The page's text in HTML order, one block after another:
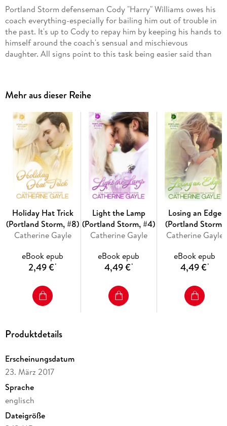
Portland Storm defenseman Cody "Harry" Williams owes his
coach everything-especially for bailing him out of trouble in
the past. It's up to Cody to repay him by keeping his hands to
himself around the coach's sensual and mischievous
daughter. All signs point to this task being easier said than
what she wants-and she wants Cody Williams. Cody's sexy,
want him more, and Cody's resistance is fading… fast.
One call is all it would take to land Cody on the trading
block, ending their flirtation before it gains any traction.
Cody is squarely in the Defensive Zone, but the only way for
Cody and Dani to obtain what they really want is to go on
the offensive-together.
The Portland Storm hockey romance series
1) Breakaway
3) Taking a Shot
4) Light the Lamp
6) Double Major
7) In the Zone
8) Holiday Hat Trick
9) Comeback
10) Dropping Gloves
Mehr aus dieser Reihe
Holiday Hat Trick
(Portland Storm, #8)
Catherine Gayle
eBook epub
2,49 €*
Light the Lamp
(Portland Storm, #4)
Catherine Gayle
eBook epub
4,49 €*
Losing an Edge
(Portland Storm,
#13)
Catherine Gayle
eBook epub
4,49 €*
Produktdetails
Erscheinungsdatum
23. März 2017
Sprache
englisch
Dateigröße